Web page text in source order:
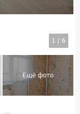
1 / 6